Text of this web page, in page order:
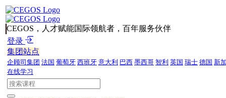
CEGOS，人才赋能国际领航者，百年服务伙伴
登录
集团站点
企顾司集团 法国 葡萄牙 西班牙 意大利 巴西 墨西哥 智利 英国 瑞士 德国 新
在线学习